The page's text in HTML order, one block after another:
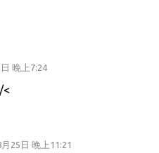
晚上7:24
<
25日 晚上11:21